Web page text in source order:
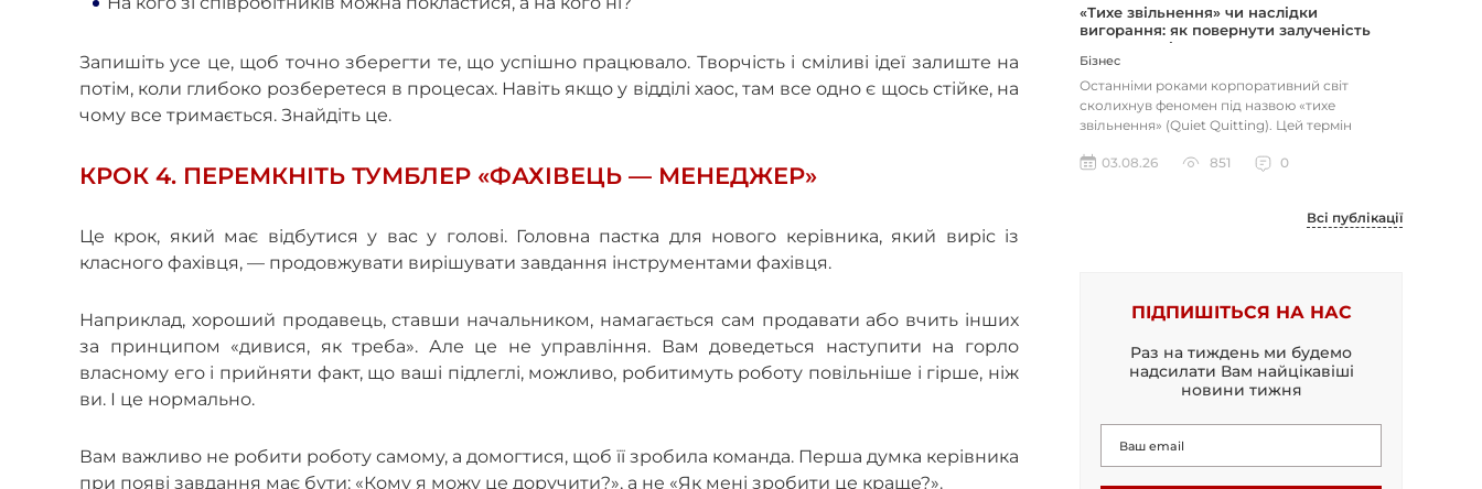
Запишіть усе це, щоб точно зберегти те, що успішно працювало. Творчість і сміливі ідеї залиште на
потім, коли глибоко розберетеся в процесах. Навіть якщо у відділі хаос, там все одно є щось стійке, на
чому все тримається. Знайдіть це.
КРОК 4. ПЕРЕМКНІТЬ ТУМБЛЕР «ФАХІВЕЦЬ — МЕНЕДЖЕР»
Це крок, який має відбутися у вас у голові. Головна пастка для нового керівника, який виріс із
класного фахівця, — продовжувати вирішувати завдання інструментами фахівця.
Наприклад, хороший продавець, ставши начальником, намагається сам продавати або вчить інших
за принципом «дивися, як треба». Але це не управління. Вам доведеться наступити на горло
власному его і прийняти факт, що ваші підлеглі, можливо, робитимуть роботу повільніше і гірше, ніж
ви. І це нормально.
Вам важливо не робити роботу самому, а домогтися, щоб її зробила команда. Перша думка керівника
при появі завдання має бути: «Кому я можу це доручити?», а не «Як мені зробити це краще?».
«Тихе звільнення» чи наслідки
вигорання: як повернути залученість
через сенс і мету
Бізнес
Останніми роками корпоративний світ
сколихнув феномен під назвою «тихе
звільнення» (Quiet Quitting). Цей термін
03.08.26
851 0
Всі публікації
ПІДПИШІТЬСЯ НА НАС
Раз на тиждень ми будемо
надсилати Вам найцікавіші
новини тижня